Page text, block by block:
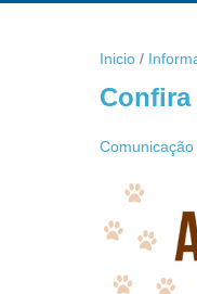
Inicio /
Confira